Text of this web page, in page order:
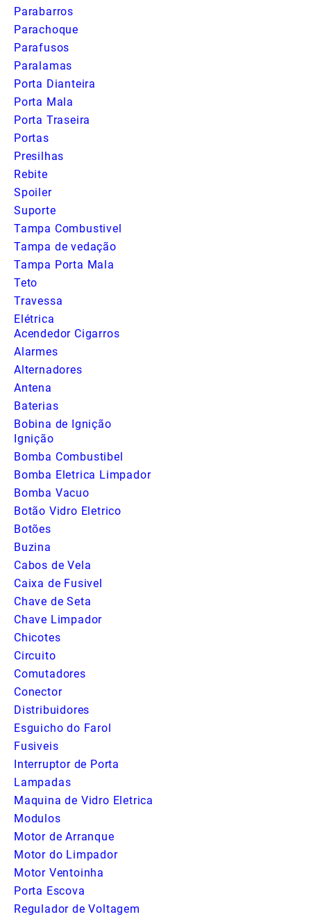
Parabarros
Parachoque
Parafusos
Paralamas
Porta Dianteira
Porta Mala
Porta Traseira
Portas
Presilhas
Rebite
Spoiler
Suporte
Tampa Combustivel
Tampa de vedação
Tampa Porta Mala
Teto
Travessa
Elétrica
Acendedor Cigarros
Alarmes
Alternadores
Antena
Baterias
Bobina de Ignição
Ignição
Bomba Combustibel
Bomba Eletrica Limpador
Bomba Vacuo
Botão Vidro Eletrico
Botões
Buzina
Cabos de Vela
Caixa de Fusivel
Chave de Seta
Chave Limpador
Chicotes
Circuito
Comutadores
Conector
Distribuidores
Esguicho do Farol
Fusiveis
Interruptor de Porta
Lampadas
Maquina de Vidro Eletrica
Modulos
Motor de Arranque
Motor do Limpador
Motor Ventoinha
Porta Escova
Regulador de Voltagem